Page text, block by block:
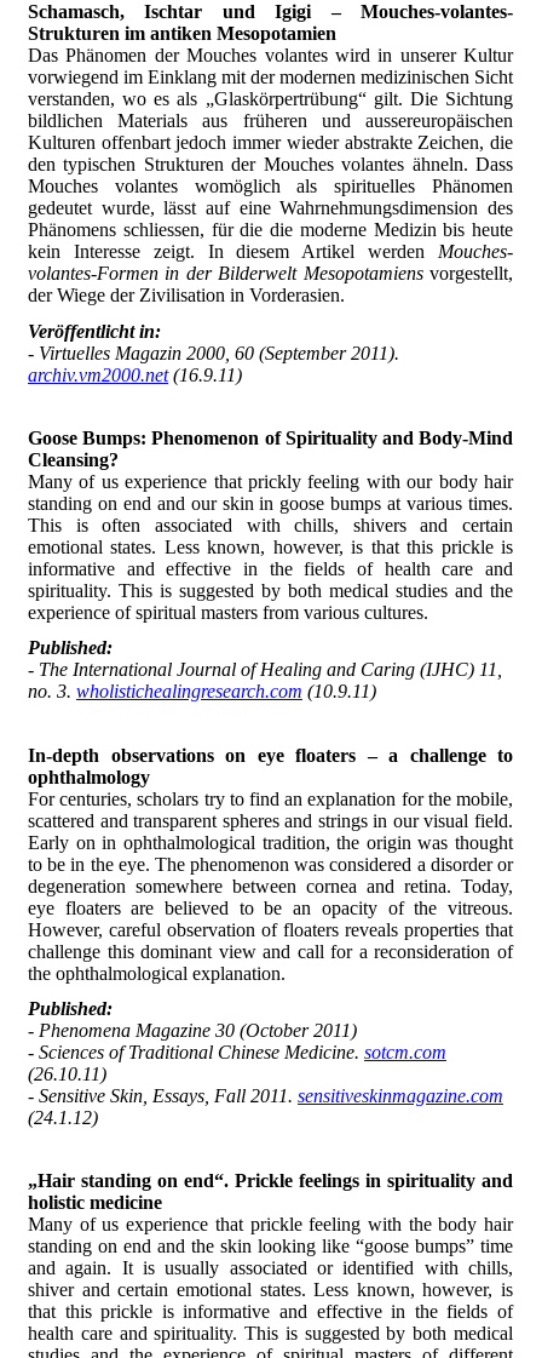
Schamasch, Ischtar und Igigi – Mouches-volantes-
Strukturen im antiken Mesopotamien
Das Phänomen der Mouches volantes wird in unserer Kultur
vorwiegend im Einklang mit der modernen medizinischen Sicht
verstanden, wo es als „Glaskörpertrübung“ gilt. Die Sichtung
bildlichen Materials aus früheren und aussereuropäischen
Kulturen offenbart jedoch immer wieder abstrakte Zeichen, die
den typischen Strukturen der Mouches volantes ähneln. Dass
Mouches volantes womöglich als spirituelles Phänomen
gedeutet wurde, lässt auf eine Wahrnehmungsdimension des
Phänomens schliessen, für die die moderne Medizin bis heute
kein Interesse zeigt. In diesem Artikel werden Mouches-
volantes-Formen in der Bilderwelt Mesopotamiensvorgestellt,
der Wiege der Zivilisation in Vorderasien.
Veröffentlicht in:
- Virtuelles Magazin 2000, 60 (September 2011).
archiv.vm2000.net(16.9.11)
Goose Bumps: Phenomenon of Spirituality and Body-Mind
Cleansing?
Many of us experience that prickly feeling with our body hair
standing on end and our skin in goose bumps at various times.
This is often associated with chills, shivers and certain
emotional states. Less known, however, is that this prickle is
informative and effective in the fields of health care and
spirituality. This is suggested by both medical studies and the
experience of spiritual masters from various cultures.
Published:
- The International Journal of Healing and Caring (IJHC) 11,
no. 3. wholistichealingresearch.com (10.9.11)
In-depth observations on eye floaters – a challenge to
ophthalmology
For centuries, scholars try to find an explanation for the mobile,
scattered and transparent spheres and strings in our visual field.
Early on in ophthalmological tradition, the origin was thought
to be in the eye. The phenomenon was considered a disorder or
degeneration somewhere between cornea and retina. Today,
eye floaters are believed to be an opacity of the vitreous.
However, careful observation of floaters reveals properties that
challenge this dominant view and call for a reconsideration of
the ophthalmological explanation.
Published:
- Phenomena Magazine 30 (October 2011)
- Sciences of Traditional Chinese Medicine. sotcm.com
(26.10.11)
- Sensitive Skin, Essays, Fall 2011. sensitiveskinmagazine.com
(24.1.12)
„Hair standing on end“. Prickle feelings in spirituality and
holistic medicine
Many of us experience that prickle feeling with the body hair
standing on end and the skin looking like “goose bumps” time
and again. It is usually associated or identified with chills,
shiver and certain emotional states. Less known, however, is
that this prickle is informative and effective in the fields of
health care and spirituality. This is suggested by both medical